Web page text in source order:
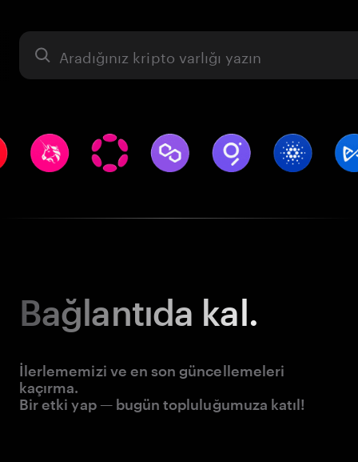
Varlık
Bağlantıda kal.
İlerlememizi ve en son güncellemeleri
kaçırma.
Bir etki yap — bugün topluluğumuza katıl!